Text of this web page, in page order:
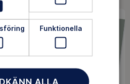
Funktionella
ALLA